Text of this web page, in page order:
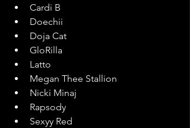
Cardi B
Doechii
Doja Cat
GloRilla
Latto
Megan Thee Stallion
Nicki Minaj
Rapsody
Sexyy Red